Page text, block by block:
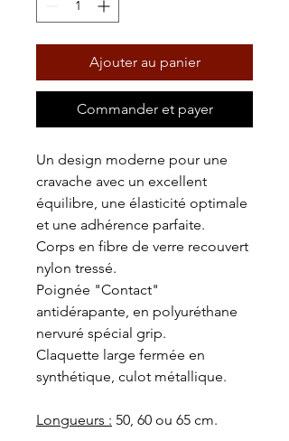
Ajouter au panier
Commander et payer
Un design moderne pour une
cravache avec un excellent
équilibre, une élasticité optimale
et une adhérence parfaite.
Corps en fibre de verre recouvert
nylon tressé.
Poignée "Contact"
antidérapante, en polyuréthane
nervuré spécial grip.
Claquette large fermée en
synthétique, culot métallique.
Longueurs : 50, 60 ou 65 cm.